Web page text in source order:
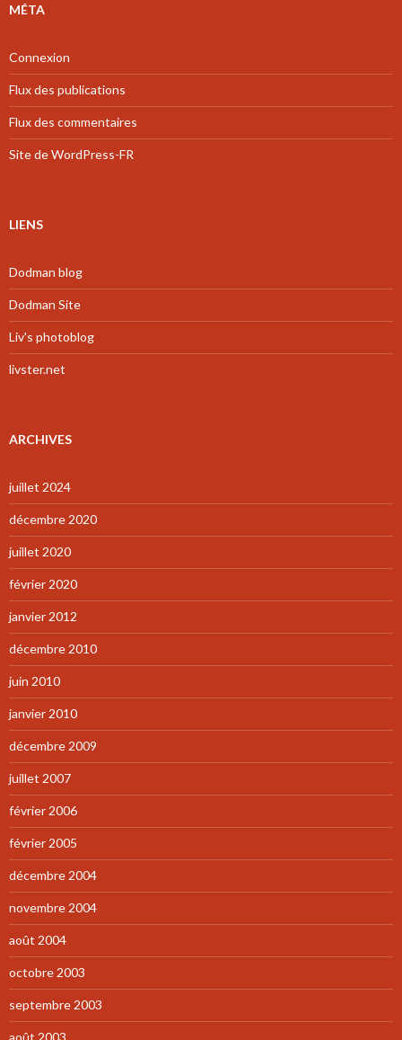
MÉTA
Connexion
Flux des publications
Flux des commentaires
Site de WordPress-FR
LIENS
Dodman blog
Dodman Site
Liv's photoblog
livster.net
ARCHIVES
juillet 2024
décembre 2020
juillet 2020
février 2020
janvier 2012
décembre 2010
juin 2010
janvier 2010
décembre 2009
juillet 2007
février 2006
février 2005
décembre 2004
novembre 2004
août 2004
octobre 2003
septembre 2003
août 2003